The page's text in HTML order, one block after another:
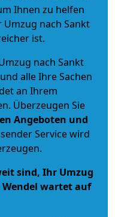
Ihnen zu helfen
nach Sankt
ist.
nach Sankt
alle Ihre Sachen
an Ihrem
Überzeugen Sie
Angeboten und
Service wird
sind, Ihr Umzug
Wendel wartet auf